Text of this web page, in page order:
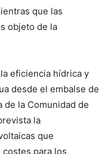
que las
objeto de la
eficiencia hídrica y
desde el embalse de
de la Comunidad de
la
que
para los